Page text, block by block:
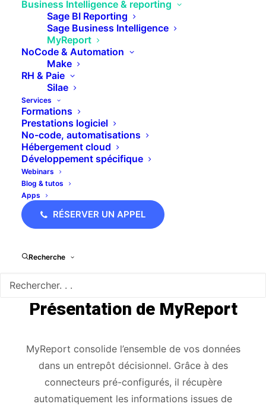
Business Intelligence & reporting
Sage BI Reporting
Sage Business Intelligence
MyReport
NoCode & Automation
Make
RH & Paie
Silae
Services
Formations
Prestations logiciel
No-code, automatisations
Hébergement cloud
Développement spécifique
Webinars
Blog & tutos
Apps
RÉSERVER UN APPEL
Recherche
de décision et le suivi de KPI pertinents.
EN SAVOIR PLUS
Présentation de MyReport
MyReport consolide l’ensemble de vos données
dans un entrepôt décisionnel. Grâce à des
connecteurs pré-configurés, il récupère
automatiquement les informations issues de